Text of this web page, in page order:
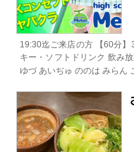
19:30迄ご来店の方 【60分
キー・ソフトドリンク 飲み
ゆづ あいぢゅ ののは みらん